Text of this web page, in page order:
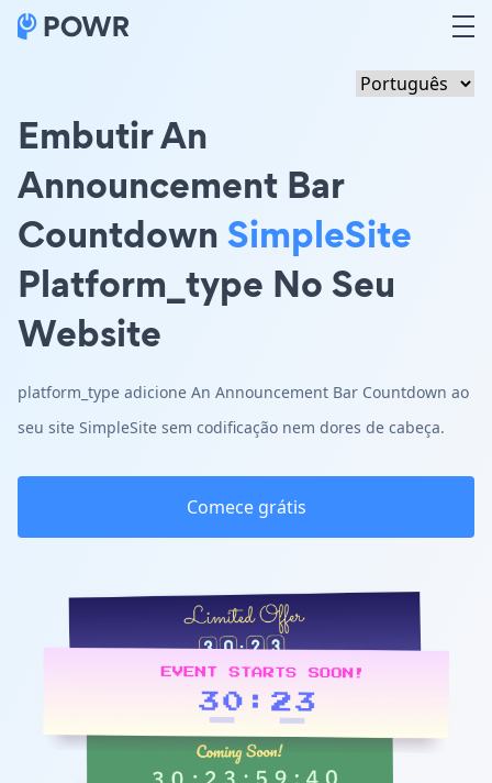
Embutir An
Announcement Bar
CountdownSimpleSite
Platform_type No Seu
Website
platform_type adicione An Announcement Bar Countdown ao
seu site SimpleSite sem codificação nem dores de cabeça.
Comece grátis